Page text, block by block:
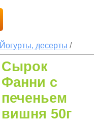
Йогурты, десерты /
Сырок
Фанни с
печеньем
вишня 50г